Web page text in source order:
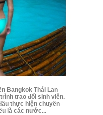
Bangkok Thái Lan
trao đổi sinh viên.
thực hiện chuyến
là các nước...